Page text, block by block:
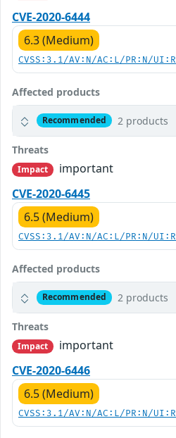
CVE-2020-6444
6.3 (Medium)
CVSS:3.1/AV:N/AC:L/PR:N/
Affected products
Recommended 2 products
Threats
Impact
important
CVE-2020-6445
6.5 (Medium)
CVSS:3.1/AV:N/AC:L/PR:N/
Affected products
Recommended 2 products
Threats
Impact
important
CVE-2020-6446
6.5 (Medium)
CVSS:3.1/AV:N/AC:L/PR:N/